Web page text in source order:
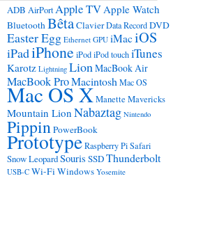
ADB AirPort Apple TVApple Watch
BluetoothBêtaClavier Data Record DVD
Easter Egg Ethernet GPU iMaciOS
iPadiPhone iPod iPod touch iTunes
Karotz Lightning LionMacBook Air
MacBook ProMacintosh Mac OS
Mac OS X Manette Mavericks
Mountain Lion Nabaztag Nintendo
PippinPowerBook
Prototype Raspberry Pi Safari
Snow LeopardSouris SSDThunderbolt
USB-C Wi-FiWindows Yosemite